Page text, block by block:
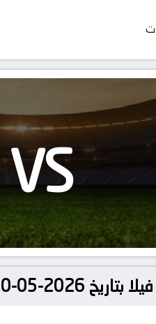
VS
الأوروبي – النهائي